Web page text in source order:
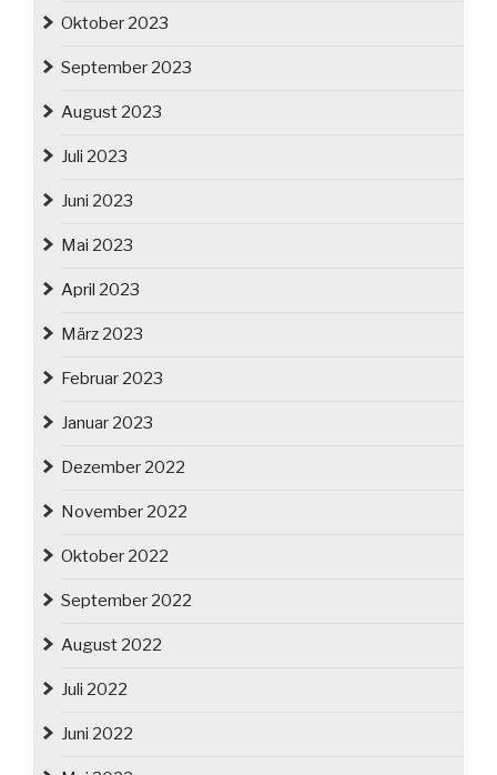
Oktober 2023
September 2023
August 2023
Juli 2023
Juni 2023
Mai 2023
April 2023
März 2023
Februar 2023
Januar 2023
Dezember 2022
November 2022
Oktober 2022
September 2022
August 2022
Juli 2022
Juni 2022